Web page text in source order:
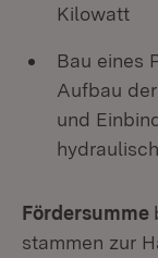
Kilowatt
Bau eines
Aufbau
und
Fördersumme
stammen zur